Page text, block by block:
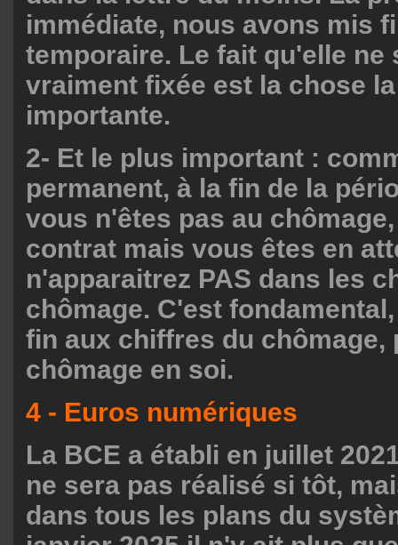
immédiate, nous avons mis
temporaire. Le fait qu'elle ne
vraiment fixée est la chose
importante.
2- Et le plus important :
permanent, à la fin de la
vous n'êtes pas au
contrat mais vous êtes en
n'apparaitrez PAS dans les
chômage. C'est
fin aux chiffres du chômage,
chômage en soi.
4 - Euros numériques
La BCE a établi en juillet
ne sera pas réalisé si tôt,
dans tous les plans du